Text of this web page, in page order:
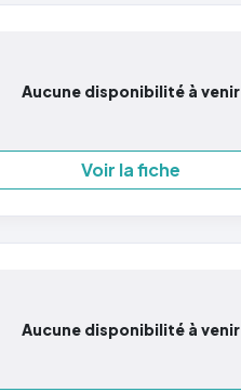
Aucune disponibilité à venir
Voir la fiche
Aucune disponibilité à venir